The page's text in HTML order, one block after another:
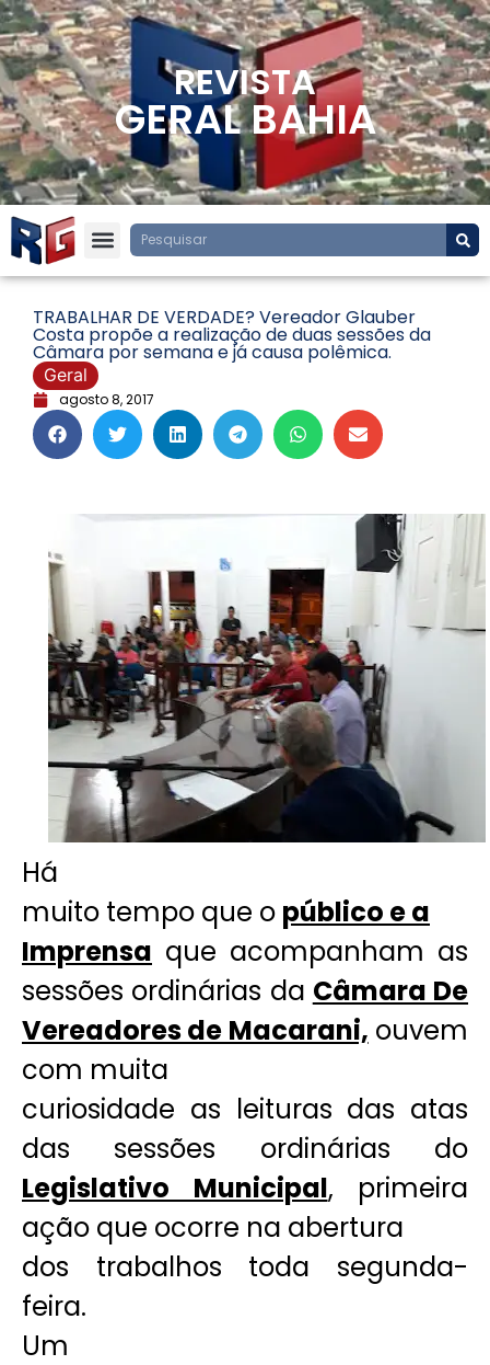
REVISTA
GERAL BAHIA
TRABALHAR DE VERDADE? Vereador Glauber
Costa propõe a realização de duas sessões da
Câmara por semana e já causa polêmica.
Geral
agosto 8, 2017
Há
muito tempo que o público e a
Imprensa que acompanham as
sessões ordinárias da Câmara De
Vereadores de Macarani, ouvem
com muita
curiosidade as leituras das atas
das sessões ordinárias do
Legislativo Municipal, primeira
ação que ocorre na abertura
dos trabalhos toda segunda-
feira.
Um